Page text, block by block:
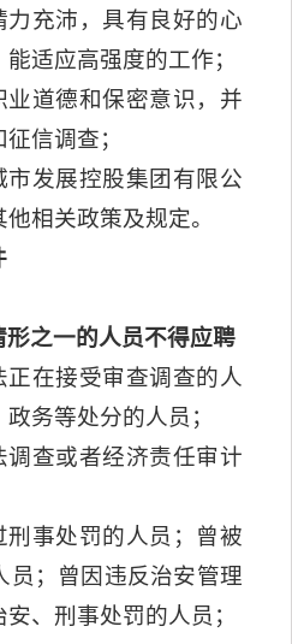
充沛，具有良好的心
适应高强度的工作；
业道德和保密意识，并
信调查；
市发展控股集团有限公
相关政策及规定。
形之一的人员不得应聘
在接受审查调查的人
务等处分的人员；
调查或者经济责任审计
事处罚的人员；曾被
员；曾因违反治安管理
、刑事处罚的人员；